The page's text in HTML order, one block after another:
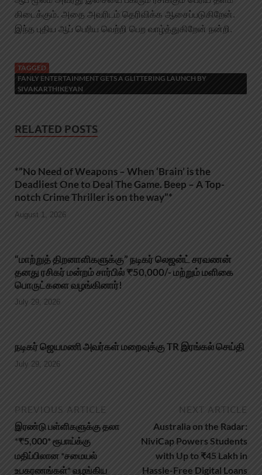
கிடைக்கும். அதை அவரிடம் தெரிவிக்க ஆசைப்படுகிறேன்.
இந்த புதிய ஆப் பெரிய வெற்றி பெற வாழ்த்துகிறேன் நன்றி.
TAGGED
FANLY ENTERTAINMENT GETS A GLITTERING LAUNCH BY
SIVAKARTHIKEYAN
RELATED POSTS
*”No Need of Weapons – When ‘Brain’ is the
Deadliest One to Deal The Game. Beep – A Top-
notch Crime Thriller is on the way”*
August 1, 2026
“மாற்றுத் திறனாளிகளுக்கு” நடிகர் லெஜன்ட் சரவணன்
தனது ரசிகர் மன்றம் சார்பில் ₹50,000/- மற்றும் மளிகை
பொருட்களை வழங்கினார்!
July 29, 2026
நடிகர் ஜெயமணி அவர்கள் மறைவுக்கு TR இரங்கல் செய்தி
July 29, 2026
PREVIOUS ARTICLE
இரண்டு பள்ளிகளுக்கு தலா
*₹5,000* ரூபாய்க்கு
மதிப்பிலான *சமையல்
உபகரணங்கள்* வழங்கிய
NEXT ARTICLE
Australia on the Radar:
NiviCap Powers Students
with Up to ₹45 Lakh in
Hassle-Free Digital Loans